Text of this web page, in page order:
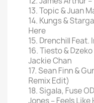
13. Topic & Juan
14. Kungs &
Here
15. Drenchill Feat.
16. Tiesto &
Jackie Chan
17. Sean Finn &
Remix Edit)
18. Sigala, Fuse